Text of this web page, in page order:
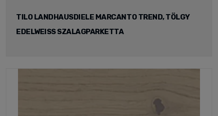
TILO LANDHAUSDIELE MARCANTO TREND, TÖLGY
EDELWEISS SZALAGPARKETTA